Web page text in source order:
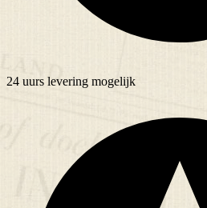
24 uurs levering mogelijk